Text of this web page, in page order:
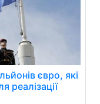
євро, які
реалізації